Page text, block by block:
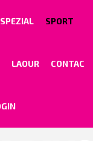
SPEZIAL SPORT
LAOUR CONTAC